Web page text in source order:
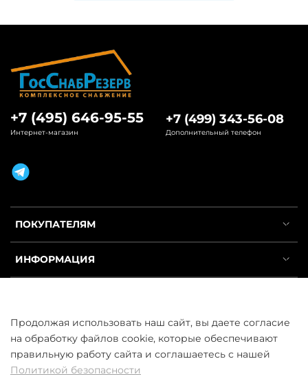
ПОКУПАТЕЛЯМ
ИНФОРМАЦИЯ
+7 (495) 646-95-55
Интернет-магазин
+7 (499) 343-56-08
Дополнительный телефон
ООО «ГосСнабРезерв» © 2013–2026 - Продажа труб оптом и в
Продолжая использовать наш сайт, вы даете согласие
на обработку файлов cookie, которые обеспечивают
правильную работу сайта и соглашаетесь с нашей
Политикой безопасности